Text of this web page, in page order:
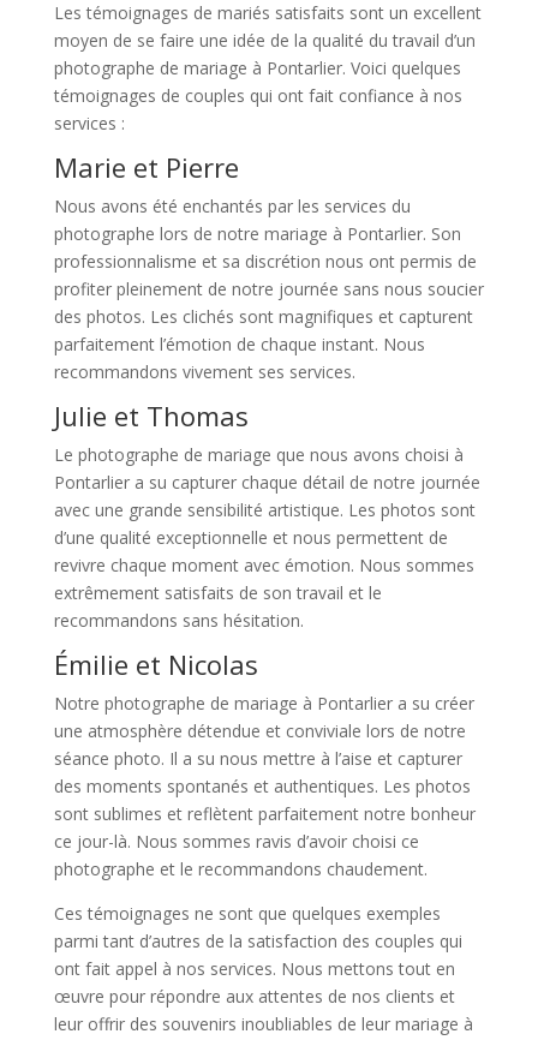
Les témoignages de mariés satisfaits sont un excellent
moyen de se faire une idée de la qualité du travail d’un
photographe de mariage à Pontarlier. Voici quelques
témoignages de couples qui ont fait confiance à nos
services :
Marie et Pierre
Nous avons été enchantés par les services du
photographe lors de notre mariage à Pontarlier. Son
professionnalisme et sa discrétion nous ont permis de
profiter pleinement de notre journée sans nous soucier
des photos. Les clichés sont magnifiques et capturent
parfaitement l’émotion de chaque instant. Nous
recommandons vivement ses services.
Julie et Thomas
Le photographe de mariage que nous avons choisi à
Pontarlier a su capturer chaque détail de notre journée
avec une grande sensibilité artistique. Les photos sont
d’une qualité exceptionnelle et nous permettent de
revivre chaque moment avec émotion. Nous sommes
extrêmement satisfaits de son travail et le
recommandons sans hésitation.
Émilie et Nicolas
Notre photographe de mariage à Pontarlier a su créer
une atmosphère détendue et conviviale lors de notre
séance photo. Il a su nous mettre à l’aise et capturer
des moments spontanés et authentiques. Les photos
sont sublimes et reflètent parfaitement notre bonheur
ce jour-là. Nous sommes ravis d’avoir choisi ce
photographe et le recommandons chaudement.
Ces témoignages ne sont que quelques exemples
parmi tant d’autres de la satisfaction des couples qui
ont fait appel à nos services. Nous mettons tout en
œuvre pour répondre aux attentes de nos clients et
leur offrir des souvenirs inoubliables de leur mariage à